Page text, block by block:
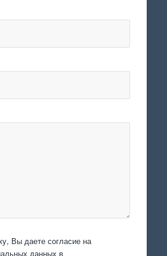
Вы даете согласие на
данных в